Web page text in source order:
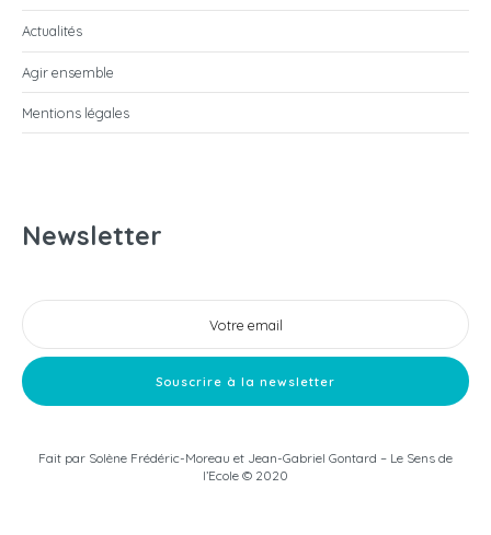
Actualités
Agir ensemble
Mentions légales
Newsletter
Fait par Solène Frédéric-Moreau et Jean-Gabriel Gontard – Le Sens de
l’Ecole © 2020